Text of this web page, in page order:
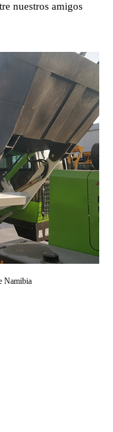
nuestros amigos
Namibia